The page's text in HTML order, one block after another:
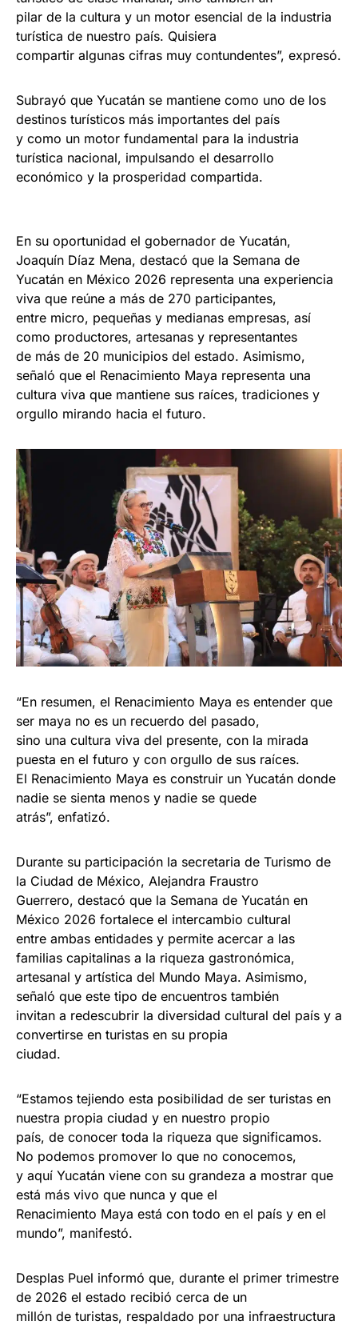
pilar de la cultura y un motor esencial de la industria
turística de nuestro país. Quisiera
compartir algunas cifras muy contundentes”, expresó.
Subrayó que Yucatán se mantiene como uno de los
destinos turísticos más importantes del país
y como un motor fundamental para la industria
turística nacional, impulsando el desarrollo
económico y la prosperidad compartida.
En su oportunidad el gobernador de Yucatán,
Joaquín Díaz Mena, destacó que la Semana de
Yucatán en México 2026 representa una experiencia
viva que reúne a más de 270 participantes,
entre micro, pequeñas y medianas empresas, así
como productores, artesanas y representantes
de más de 20 municipios del estado. Asimismo,
señaló que el Renacimiento Maya representa una
cultura viva que mantiene sus raíces, tradiciones y
orgullo mirando hacia el futuro.
“En resumen, el Renacimiento Maya es entender que
ser maya no es un recuerdo del pasado,
sino una cultura viva del presente, con la mirada
puesta en el futuro y con orgullo de sus raíces.
El Renacimiento Maya es construir un Yucatán donde
nadie se sienta menos y nadie se quede
atrás”, enfatizó.
Durante su participación la secretaria de Turismo de
la Ciudad de México, Alejandra Fraustro
Guerrero, destacó que la Semana de Yucatán en
México 2026 fortalece el intercambio cultural
entre ambas entidades y permite acercar a las
familias capitalinas a la riqueza gastronómica,
artesanal y artística del Mundo Maya. Asimismo,
señaló que este tipo de encuentros también
invitan a redescubrir la diversidad cultural del país y a
convertirse en turistas en su propia
ciudad.
“Estamos tejiendo esta posibilidad de ser turistas en
nuestra propia ciudad y en nuestro propio
país, de conocer toda la riqueza que significamos.
No podemos promover lo que no conocemos,
y aquí Yucatán viene con su grandeza a mostrar que
está más vivo que nunca y que el
Renacimiento Maya está con todo en el país y en el
mundo”, manifestó.
Desplas Puel informó que, durante el primer trimestre
de 2026 el estado recibió cerca de un
millón de turistas, respaldado por una infraestructura